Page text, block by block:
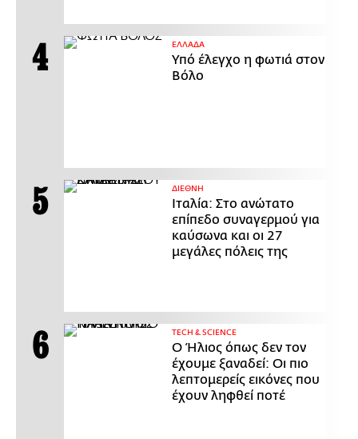
ΕΛΛΑΔΑ
Υπό έλεγχο η φωτιά στον
Βόλο
ΔΙΕΘΝΗ
Ιταλία: Στο ανώτατο
επίπεδο συναγερμού για
καύσωνα και οι 27
μεγάλες πόλεις της
ΤECH & SCIENCE
Ο Ήλιος όπως δεν τον
έχουμε ξαναδεί: Οι πιο
λεπτομερείς εικόνες που
έχουν ληφθεί ποτέ